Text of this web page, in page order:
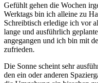
Gefühlt gehen die Wochen
Werktags bin ich alleine zu
Schreibtisch erledige ich vor
lange und ausführlich
angegangen und ich bin mit
zufrieden.
Die Sonne scheint sehr
den ein oder anderen